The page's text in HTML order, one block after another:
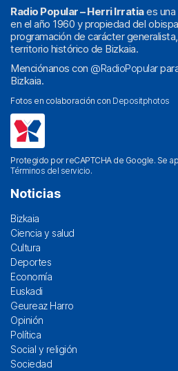
Radio Popular – Herri Irratiaes una
en el año 1960 y propiedad del
programación de carácter
territorio histórico de Bizkaia.
Menciónanos con @RadioPopular
Bizkaia.
Fotos en colaboración con Depositphotos
Protegido por reCAPTCHA de Google. Se
Términos del servicio.
Noticias
Bizkaia
Ciencia y salud
Cultura
Deportes
Economía
Euskadi
Geureaz Harro
Opinión
Política
Social y religión
Sociedad